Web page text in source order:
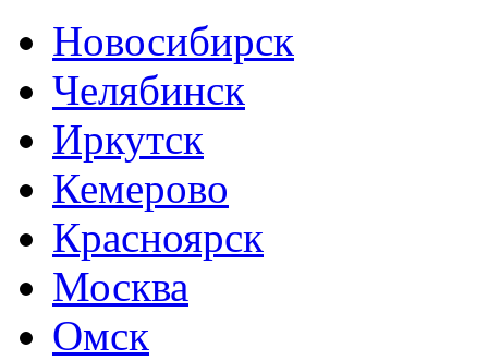
Новосибирск
Челябинск
Иркутск
Кемерово
Красноярск
Москва
Омск